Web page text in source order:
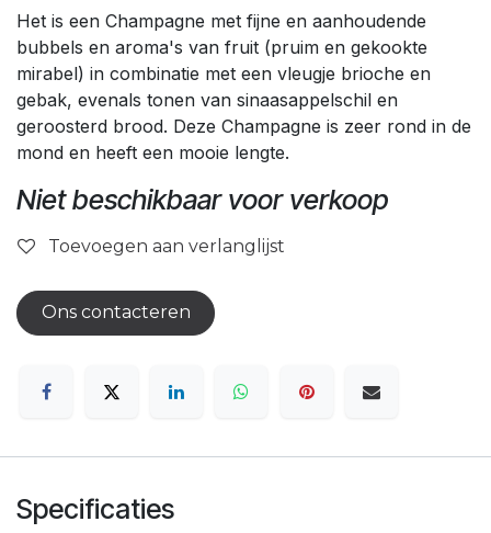
Het is een Champagne met fijne en aanhoudende
bubbels en aroma's van fruit (pruim en gekookte
mirabel) in combinatie met een vleugje brioche en
gebak, evenals tonen van sinaasappelschil en
geroosterd brood. Deze Champagne is zeer rond in de
mond en heeft een mooie lengte.
Niet beschikbaar voor verkoop
Toevoegen aan verlanglijst
Ons contacteren
Specificaties